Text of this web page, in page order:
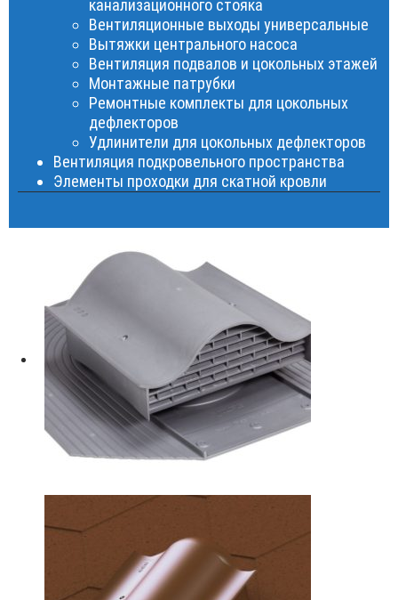
канализационного стояка
Вентиляционные выходы универсальные
Вытяжки центрального насоса
Вентиляция подвалов и цокольных этажей
Монтажные патрубки
Ремонтные комплекты для цокольных
дефлекторов
Удлинители для цокольных дефлекторов
Вентиляция подкровельного пространства
Элементы проходки для скатной кровли